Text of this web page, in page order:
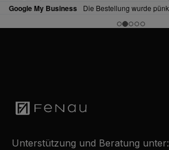
Unterstützung und Beratung unter: